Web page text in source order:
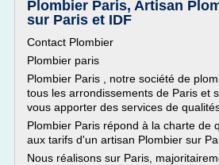
Plombier Paris, Artisan
sur Paris et IDF
Contact Plombier
Plombier paris
Plombier Paris , notre société de
tous les arrondissements de Paris et
vous apporter des services de
Plombier Paris répond à la charte de
aux tarifs d'un artisan Plombier sur
Nous réalisons sur Paris,